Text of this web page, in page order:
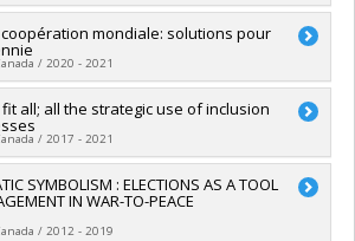
:Théodore McLauchlin
Joëlle Zahar
:FRQSC/Fonds de recherche du
(FQRSC)
:PVXXXXXX-(SE) Programme
de recherche - Stade de développement
mondiale: solutions pour
/ 2020 - 2021
: Frédéric Mérand
Joëlle Zahar
:
:PV152160-Subvention
all; all the strategic use of inclusion
/ 2017 - 2021
:Marie-Joëlle Zahar
:United States Institute of Peace
:
SYMBOLISM : ELECTIONS AS A TOOL
IN WAR-TO-PEACE
/ 2012 - 2019